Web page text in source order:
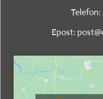
Telefon:
Epost: